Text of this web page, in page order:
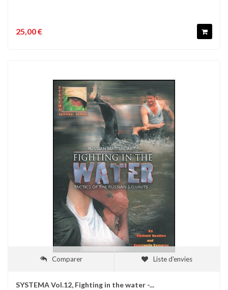
25,00 €
Comparer Liste d'envies
SYSTEMA Vol.12, Fighting in the water -...